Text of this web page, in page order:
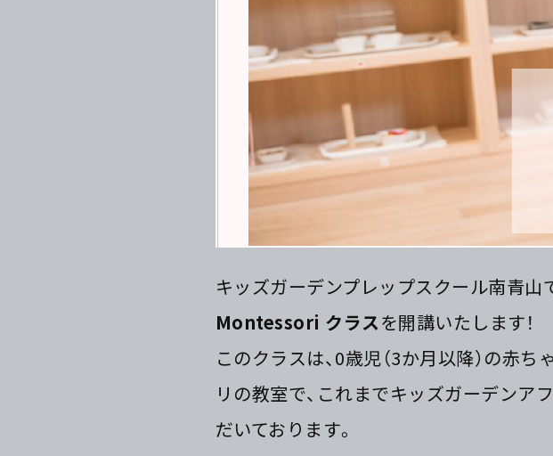
キッズガーデンプレップスクール南青山
Montessori クラスを開講いたします！
このクラスは、0歳児（3か月以降）の赤
リの教室で、これまでキッズガーデンア
だいております。